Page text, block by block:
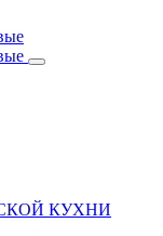
КУХНИ